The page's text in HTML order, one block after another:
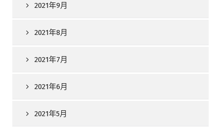
2021年9月
2021年8月
2021年7月
2021年6月
2021年5月